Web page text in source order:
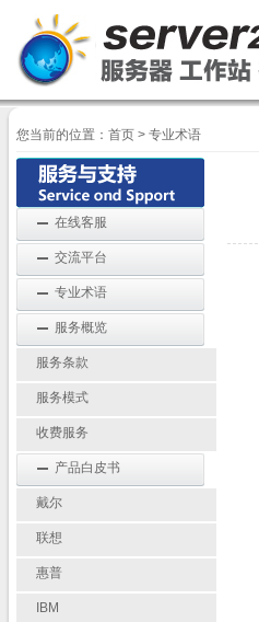
您当前的位置： 首页 > 专业术语
在线客服
交流平台
专业术语
服务概览
服务条款
服务模式
收费服务
产品白皮书
戴尔
联想
惠普
IBM